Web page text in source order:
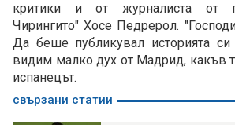
критики и от журналиста от
Чирингито" Хосе Педрерол.
Да беше публикувал историята
видим малко дух от Мадрид, какъв
испанецът.
свързани статии